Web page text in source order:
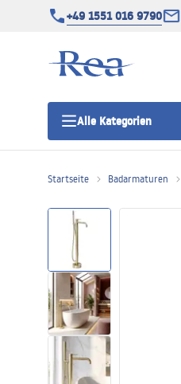
+49 1551 016 9790
Alle Kategorien
Duschwannen
Duschrinnen
Toiletten
Startseite Badarmaturen